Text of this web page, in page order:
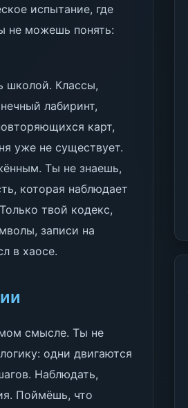
испытание, где
не можешь понять:
школой. Классы,
лабиринт,
карт,
уже не существует.
Ты не знаешь,
которая наблюдает
твой кодекс,
записи на
в хаосе.
смысле. Ты не
одни двигаются
Наблюдать,
Поймёшь, что